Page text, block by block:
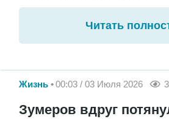
Читать
Жизнь 00:03 / 03 Июля 2026
Зумеров вдруг